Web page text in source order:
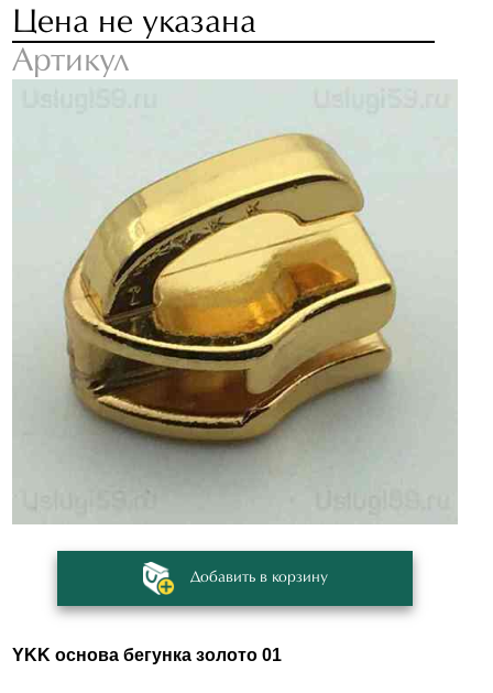
Цена не указана
Артикул
Добавить в корзину
YKK основа бегунка золото 01